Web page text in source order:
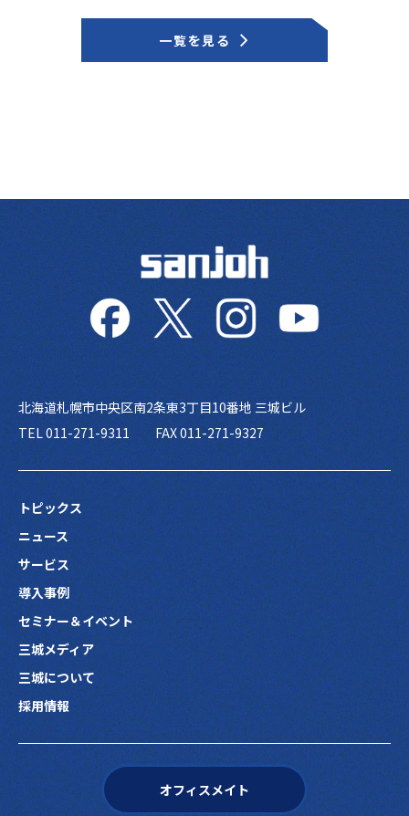
一覧を見る
北海道札幌市中央区南2条東3丁目10番地 三城ビル
TEL 011-271-9311
FAX 011-271-9327
トピックス
ニュース
サービス
導入事例
セミナー＆イベント
三城メディア
三城について
採用情報
オフィスメイト